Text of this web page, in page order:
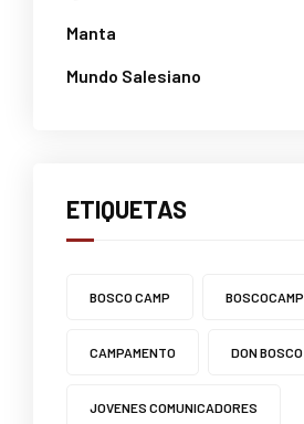
Manta
Mundo Salesiano
ETIQUETAS
BOSCO CAMP BOSCOCAMP
CAMPAMENTO DON BOSCO
JOVENES COMUNICADORES